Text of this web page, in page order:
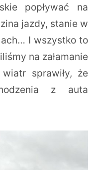
popływać na
jazdy, stanie w
I wszystko to
na załamanie
sprawiły, że
z auta